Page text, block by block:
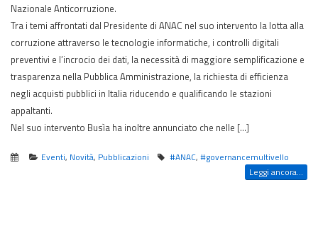
Nazionale Anticorruzione.
Tra i temi affrontati dal Presidente di ANAC nel suo intervento la lotta alla
corruzione attraverso le tecnologie informatiche, i controlli digitali
preventivi e l’incrocio dei dati, la necessità di maggiore semplificazione e
trasparenza nella Pubblica Amministrazione, la richiesta di efficienza
negli acquisti pubblici in Italia riducendo e qualificando le stazioni
appaltanti.
Nel suo intervento Busìa ha inoltre annunciato che nelle […]
Eventi, Novità, Pubblicazioni #ANAC,#governancemultivello
Leggi ancora...